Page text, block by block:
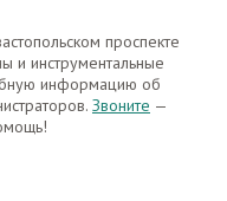
проспекте
и инструментальные
информацию об
Звоните —